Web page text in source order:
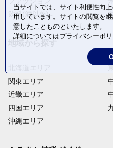
飲料(酒以外)
関東エリア
近畿エリア
四国エリア
沖縄エリア
当サイトでは、サイト利便性向
用しています。サイトの閲覧を
意したことものといたします。
詳細についてはプライバシーポ